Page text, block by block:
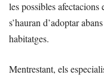
les possibles afectacions
s’hauran d’adoptar
habitatges.
Mentrestant, els